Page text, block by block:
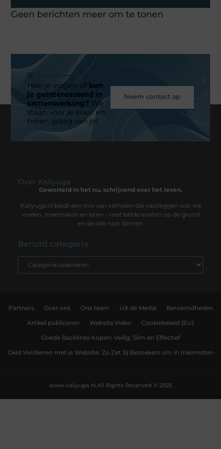
Geen berichten meer om te tonen
Heb je vragen ofben
je geïnteresseerd in
samenwerking? We
staan voor je klaar en
horen graag van je!
Neem contact op
Over Kaliyuga
Geworteld in het nu, schrijvend over het leven.
Kaliyuga.nl biedt een mix van verhalen die vastleggen wat we
voelen, meemaken en leren – met beide voeten op de grond
en de blik naar binnen.
Bericht categorie
Partners Over ons Ons team Uit de Media Beroemdheden
Artikel publiceren Website index Cookiebeleid (EU)
Goede Backlinks Kopen: Veilig, Slim en Effectief
Geld Verdienen met je Website: Zo Zet Jij Bezoekers om in Inkomsten
All Rights Reserved © 2025
www.kaliyuga.nl.